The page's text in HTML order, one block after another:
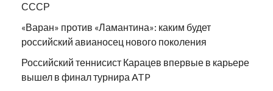
СССР
«Варан» против «Ламантина»: каким будет
российский авианосец нового поколения
Российский теннисист Карацев впервые в карьере
вышел в финал турнира ATP